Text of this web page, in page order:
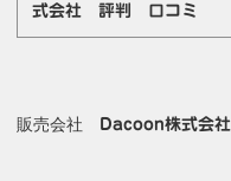
式会社 評判 口コミ
販売会社 Dacoon株式会社